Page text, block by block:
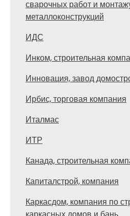
сварочных работ и
металлоконструкций
ИДС
Инком, строительная
Инновация, завод
Ирбис, торговая компания
Италмас
ИТР
Канада, строительная
Капиталстрой, компания
Каркасдом, компания по